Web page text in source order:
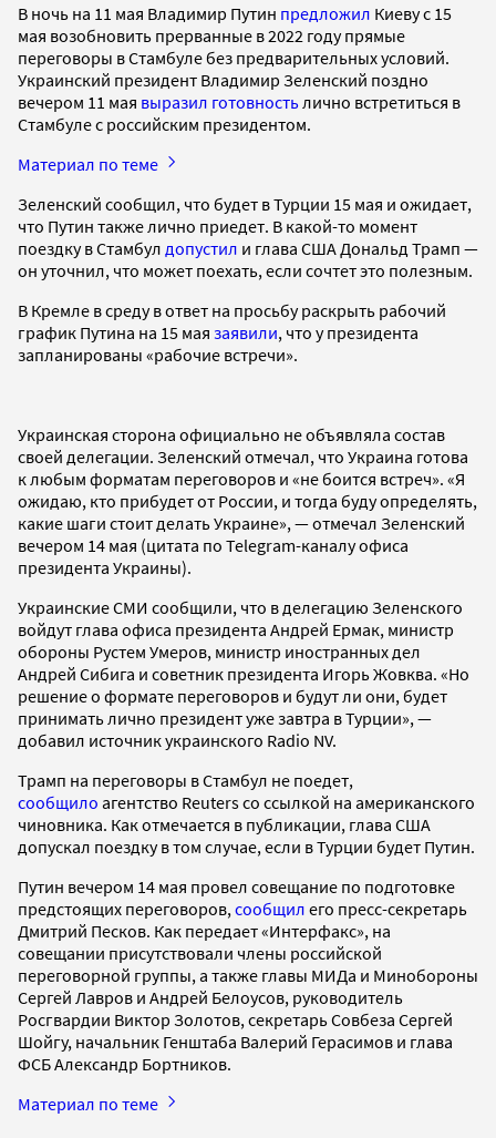
В ночь на 11 мая Владимир Путин предложил Киеву с 15
мая возобновить прерванные в 2022 году прямые
переговоры в Стамбуле без предварительных условий.
Украинский президент Владимир Зеленский поздно
вечером 11 мая выразил готовность лично встретиться в
Стамбуле с российским президентом.
Материал по теме
Зеленский сообщил, что будет в Турции 15 мая и ожидает,
что Путин также лично приедет. В какой-то момент
поездку в Стамбул допустил и глава США Дональд Трамп —
он уточнил, что может поехать, если сочтет это полезным.
В Кремле в среду в ответ на просьбу раскрыть рабочий
график Путина на 15 мая заявили, что у президента
запланированы «рабочие встречи».
Украинская сторона официально не объявляла состав
своей делегации. Зеленский отмечал, что Украина готова
к любым форматам переговоров и «не боится встреч». «Я
ожидаю, кто прибудет от России, и тогда буду определять,
какие шаги стоит делать Украине», — отмечал Зеленский
вечером 14 мая (цитата по Telegram-каналу офиса
президента Украины).
Украинские СМИ сообщили, что в делегацию Зеленского
войдут глава офиса президента Андрей Ермак, министр
обороны Рустем Умеров, министр иностранных дел
Андрей Сибига и советник президента Игорь Жовква. «Но
решение о формате переговоров и будут ли они, будет
принимать лично президент уже завтра в Турции», —
добавил источник украинского Radio NV.
Трамп на переговоры в Стамбул не поедет,
сообщило агентство Reuters со ссылкой на американского
чиновника. Как отмечается в публикации, глава США
допускал поездку в том случае, если в Турции будет Путин.
Путин вечером 14 мая провел совещание по подготовке
предстоящих переговоров, сообщил его пресс-секретарь
Дмитрий Песков. Как передает «Интерфакс», на
совещании присутствовали члены российской
переговорной группы, а также главы МИДа и Минобороны
Сергей Лавров и Андрей Белоусов, руководитель
Росгвардии Виктор Золотов, секретарь Совбеза Сергей
Шойгу, начальник Генштаба Валерий Герасимов и глава
ФСБ Александр Бортников.
Материал по теме